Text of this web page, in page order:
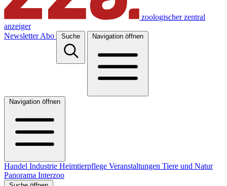
zoologischer zentral
anzeiger
Newsletter Abo Suche Navigation öffnen
Navigation öffnen
Handel Industrie Heimtierpflege Veranstaltungen Tiere und Natur
Panorama Interzoo